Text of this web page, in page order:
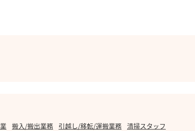
搬入/搬出業務 引越し/移転/運搬業務 清掃スタッフ